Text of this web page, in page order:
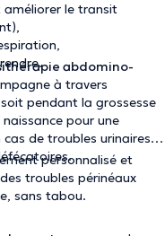
améliorer le transit
abdomino-
à travers
pendant la grossesse
pour une
cas de troubles urinaires,
personnalisé et
troubles périnéaux
sans tabou.